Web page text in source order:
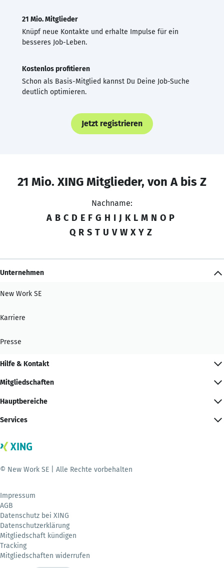
21 Mio. Mitglieder
Knüpf neue Kontakte und erhalte Impulse für ein
besseres Job-Leben.
Kostenlos profitieren
Schon als Basis-Mitglied kannst Du Deine Job-Suche
deutlich optimieren.
Jetzt registrieren
21 Mio. XING Mitglieder, von A bis Z
Nachname:
A B C D E F G H I J K L M N O P
Q R S T U V W X Y Z
Unternehmen
New Work SE
Karriere
Presse
Hilfe & Kontakt
Mitgliedschaften
Hauptbereiche
Services
© New Work SE | Alle Rechte vorbehalten
Impressum
AGB
Datenschutz bei XING
Datenschutzerklärung
Mitgliedschaft kündigen
Tracking
Mitgliedschaften widerrufen